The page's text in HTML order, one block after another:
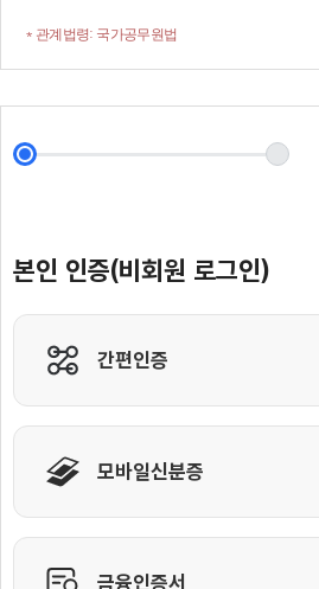
* 관계법령: 국가공무원법